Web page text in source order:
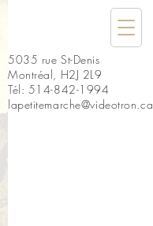
5035 rue St-Denis
Montréal, H2J 2L9
Tél: 514-842-1994
lapetitemarche@videotron.ca